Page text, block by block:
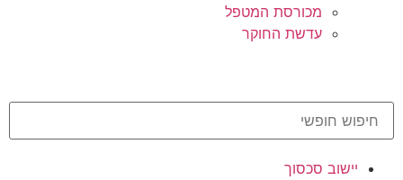
מכורסת המטפל
עדשת החוקר
יישוב סכסוך